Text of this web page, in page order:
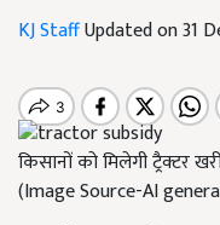
KJ StaffUpdated on 31
किसानों को मिलेगी ट्रैक्टर
(Image Source-AI